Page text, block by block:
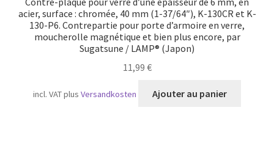
acier, surface : chromée, 40 mm (1-37/64″), K-130CR et K-
130-P6. Contrepartie pour porte d’armoire en verre,
moucherolle magnétique et bien plus encore, par
Sugatsune / LAMP® (Japon)
11,99 €
incl. VATplusVersandkosten Ajouter au panier